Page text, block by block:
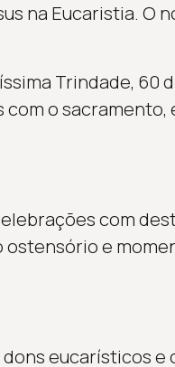
na Eucaristia. O
Trindade, 60
com o sacramento,
com
ostensório e
eucarísticos e